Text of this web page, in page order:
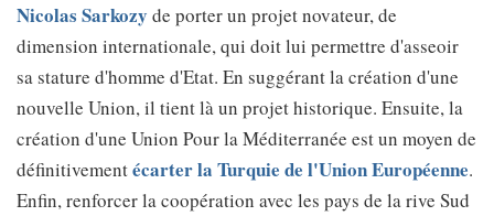
Nicolas Sarkozy de porter un projet novateur, de
dimension internationale, qui doit lui permettre d'asseoir
sa stature d'homme d'Etat. En suggérant la création d'une
nouvelle Union, il tient là un projet historique. Ensuite, la
création d'une Union Pour la Méditerranée est un moyen de
définitivementécarter la Turquie de l'Union Européenne.
Enfin, renforcer la coopération avec les pays de la rive Sud